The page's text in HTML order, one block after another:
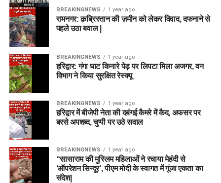
BREAKINGNEWS 1 year ago
रामनगर: क़ब्रिस्तान की ज़मीन को लेकर विवाद, दफनाने से
पहले उठा बवाल |
BREAKINGNEWS 1 year ago
हरिद्वार: गंगा घाट किनारे पेड़ पर लिपटा मिला अजगर, वन
विभाग ने किया सुरक्षित रेस्क्यू
BREAKINGNEWS 1 year ago
हरिद्वार में बीजेपी नेता की दबंगई कैमरे में कैद, अफसर पर
बरसे अपशब्द, चुप्पी पर उठे सवाल
BREAKINGNEWS 1 year ago
“सासाराम की मुस्लिम महिलाओं ने रचाया मेहंदी से
‘ऑपरेशन सिन्दूर’, पीएम मोदी के स्वागत में गूंजा एकता का
संदेश|